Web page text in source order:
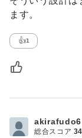
ます。
👍1
akirafudo6
総合スコア